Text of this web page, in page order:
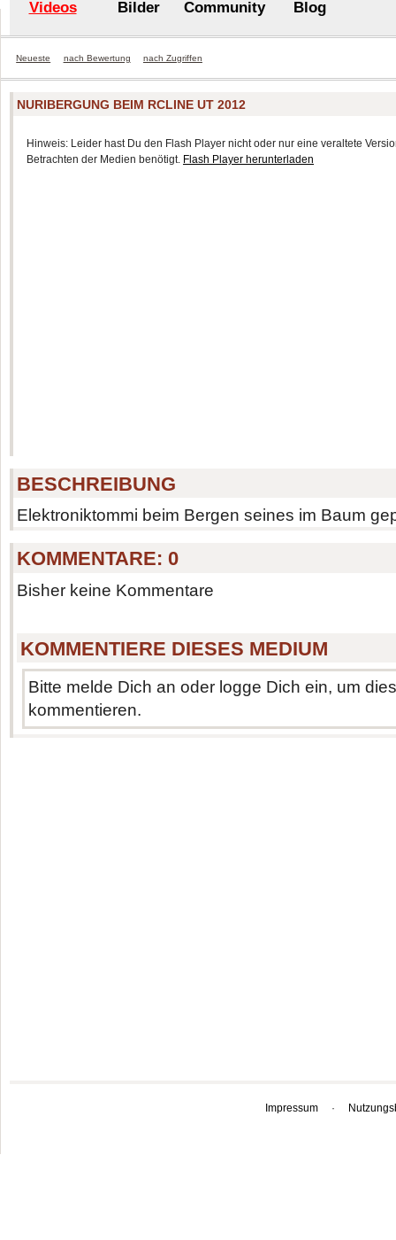
Videos Bilder Community Blog
Neueste nach Bewertung nach Zugriffen
NURIBERGUNG BEIM RCLINE UT 2012
Hinweis: Leider hast Du den Flash Player nicht oder nur eine veraltete
Betrachten der Medien benötigt. Flash Player herunterladen
BESCHREIBUNG
Elektroniktommi beim Bergen seines im Baum
KOMMENTARE:0
Bisher keine Kommentare
KOMMENTIERE DIESES MEDIUM
Bitte melde Dich an oder logge Dich ein, um
kommentieren.
Impressum ·